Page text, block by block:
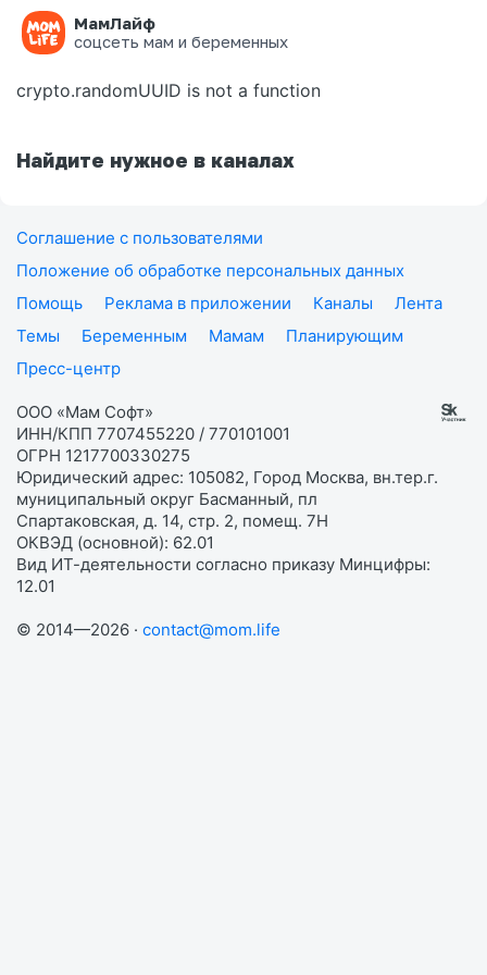
МамЛайф
соцсеть мам и беременных
Ошибка на странице
crypto.randomUUID is not a function
Найдите нужное в каналах
Соглашение с пользователями
Положение об обработке персональных данных
Помощь
Реклама в приложении Каналы
Лента
Темы
Беременным Мамам
Планирующим
Пресс-центр
ООО «Мам Софт»
ИНН/КПП 7707455220 / 770101001
ОГРН 1217700330275
Юридический адрес: 105082, Город Москва, вн.тер.г.
муниципальный округ Басманный, пл
Спартаковская, д. 14, стр. 2, помещ. 7Н
ОКВЭД (основной): 62.01
Вид ИТ-деятельности согласно приказу Минцифры:
12.01
© 2014—2026 · contact@mom.life